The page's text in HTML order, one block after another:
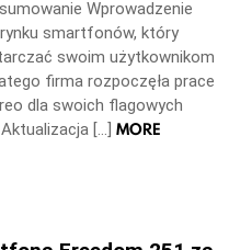
Wprowadzenie
smartfonów, który
swoim użytkownikom
firma rozpoczęła prace
dla swoich flagowych
[…] MORE